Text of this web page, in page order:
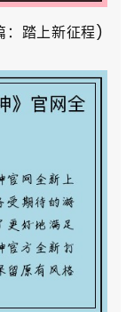
：踏上新征程)